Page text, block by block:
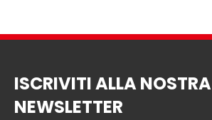
ISCRIVITI ALLA NOSTRA
NEWSLETTER